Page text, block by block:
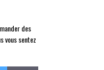
des
vous sentez